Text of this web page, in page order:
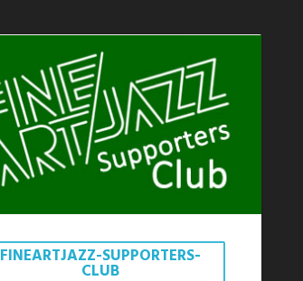
FINEARTJAZZ-SUPPORTERS-
CLUB